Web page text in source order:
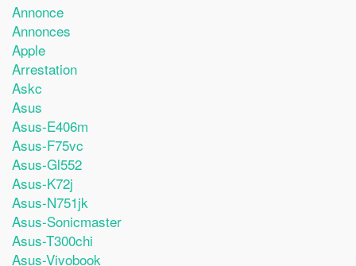
Annonce
Annonces
Apple
Arrestation
Askc
Asus
Asus-E406m
Asus-F75vc
Asus-Gl552
Asus-K72j
Asus-N751jk
Asus-Sonicmaster
Asus-T300chi
Asus-Vivobook